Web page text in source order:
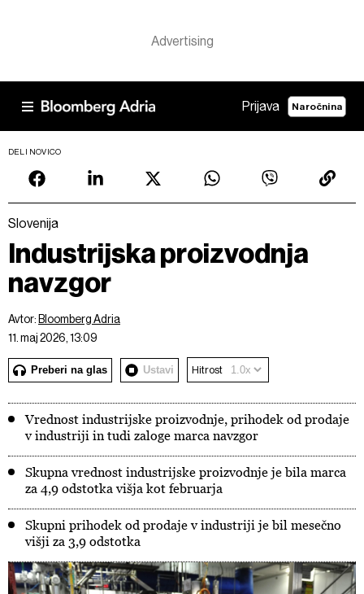
Prijava Naročnina
DELI NOVICO
Slovenija
Industrijska proizvodnja
navzgor
Avtor: Bloomberg Adria
11. maj 2026, 13:09
Preberi na glas Ustavi Hitrost
Vrednost industrijske proizvodnje, prihodek od prodaje
v industriji in tudi zaloge marca navzgor
Skupna vrednost industrijske proizvodnje je bila marca
za 4,9 odstotka višja kot februarja
Skupni prihodek od prodaje v industriji je bil mesečno
višji za 3,9 odstotka